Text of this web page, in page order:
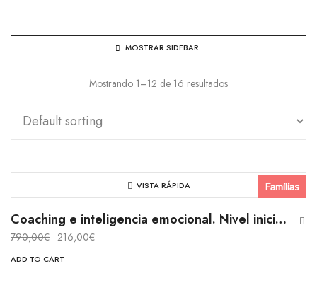
MOSTRAR SIDEBAR
Mostrando 1–12 de 16 resultados
Familias
Presencial
VISTA RÁPIDA
Coaching e inteligencia emocional. Nivel iniciación
790,00€ 216,00€
ADD TO CART